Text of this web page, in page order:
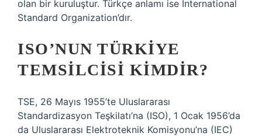
olan bir kuruluştur. Türkçe anlamı ise International
Standard Organization’dır.
ISO’NUN TÜRKIYE
TEMSILCISI KIMDIR?
TSE, 26 Mayıs 1955’te Uluslararası
Standardizasyon Teşkilatı’na (ISO), 1 Ocak 1956’da
da Uluslararası Elektroteknik Komisyonu’na (IEC)